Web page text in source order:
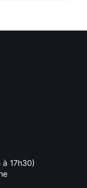
17h30)